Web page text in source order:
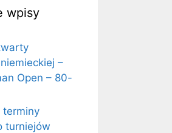
wpisy
–
Open – 80-
terminy
turniejów